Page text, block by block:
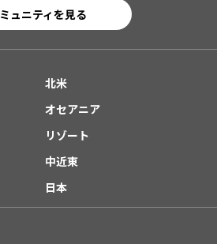
ュニティを見る
北米
オセアニア
リゾート
中近東
日本